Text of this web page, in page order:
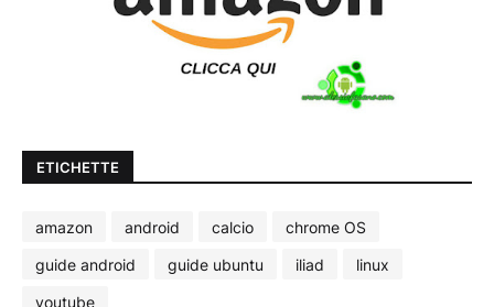
ETICHETTE
amazon android calcio
chrome OS
guide android
guide ubuntu iliad
linux
youtube